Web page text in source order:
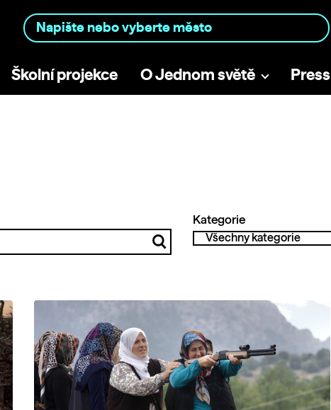
Školní projekce O Jednom světě Press
Kategorie